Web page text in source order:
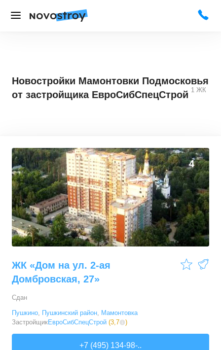
Новостройки Мамонтовки Подмосковья
от застройщика ЕвроСибСпецСтрой 1 ЖК
0
4
ЖК «Дом на ул. 2-ая
Домбровская, 27»
Сдан
Пушкино, Пушкинский район, Мамонтовка
ЗастройщикЕвроСибСпецСтрой (3,7 )
+7 (495) 134-98-..